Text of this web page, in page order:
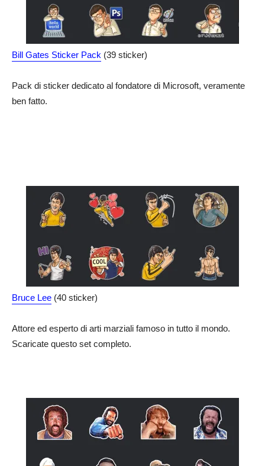
Bill Gates Sticker Pack (39 sticker)
Pack di sticker dedicato al fondatore di Microsoft, veramente
ben fatto.
Bruce Lee (40 sticker)
Attore ed esperto di arti marziali famoso in tutto il mondo.
Scaricate questo set completo.